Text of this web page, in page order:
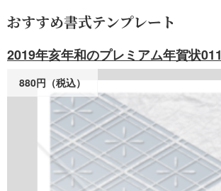
おすすめ書式テンプレート
2019年亥年和のプレミアム年賀状011
880円（税込）